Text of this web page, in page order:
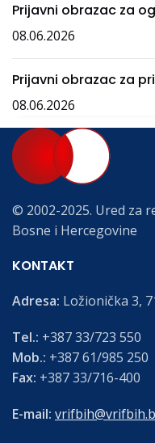
Prijavni obrazac za
08.06.2026
Prijavni obrazac za
08.06.2026
© 2002-2025. Ured za
Bosne i Hercegovine
KONTAKT
Adresa: Ložionička 3,
Tel.: +387 33/723 550
Mob.: +387 61/985 250
Fax: +387 33/716-400
E-mail: